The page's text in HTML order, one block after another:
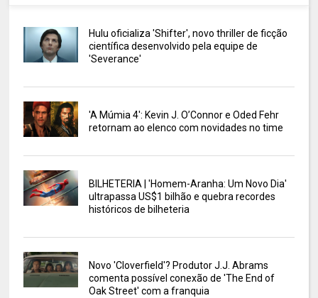
Hulu oficializa 'Shifter', novo thriller de ficção
científica desenvolvido pela equipe de
'Severance'
'A Múmia 4': Kevin J. O’Connor e Oded Fehr
retornam ao elenco com novidades no time
BILHETERIA | 'Homem-Aranha: Um Novo Dia'
ultrapassa US$1 bilhão e quebra recordes
históricos de bilheteria
Novo 'Cloverfield'? Produtor J.J. Abrams
comenta possível conexão de 'The End of
Oak Street' com a franquia